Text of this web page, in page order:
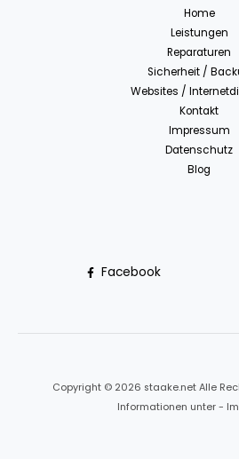
Home
Leistungen
Reparaturen
Sicherheit /
Websites /
Kontakt
Impressum
Datenschutz
Blog
Facebook
Copyright © 2026 staake.net Alle
Informationen unter -